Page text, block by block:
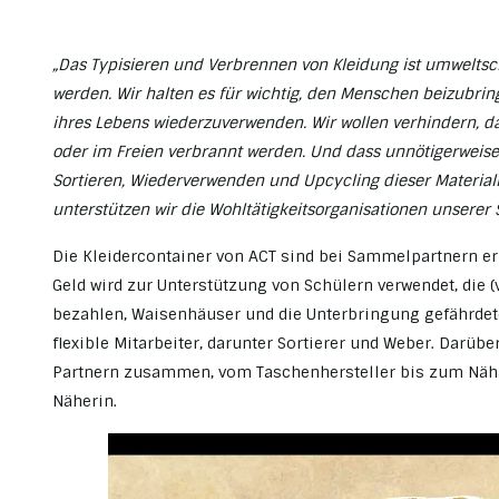
„Das Typisieren und Verbrennen von Kleidung ist
werden. Wir halten es für wichtig, den Menschen
ihres Lebens wiederzuverwenden. Wir wollen verhindern,
oder im Freien verbrannt werden. Und dass
Sortieren, Wiederverwenden und Upcycling dieser
unterstützen wir die Wohltätigkeitsorganisationen unserer
Die Kleidercontainer von ACT sind bei Sammelpartnern
Geld wird zur Unterstützung von Schülern verwendet,
bezahlen, Waisenhäuser und die Unterbringung
flexible Mitarbeiter, darunter Sortierer und Weber.
Partnern zusammen, vom Taschenhersteller bis zum
Näherin.